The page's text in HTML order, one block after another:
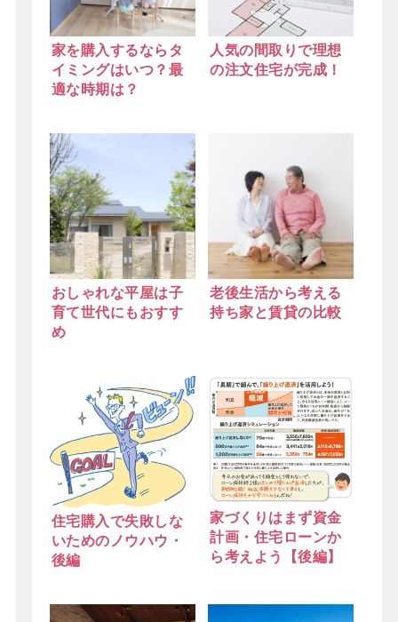
家を購入するならタ
イミングはいつ？最
適な時期は？
人気の間取りで理想
の注文住宅が完成！
おしゃれな平屋は子
育て世代にもおすす
め
老後生活から考える
持ち家と賃貸の比較
住宅購入で失敗しな
いためのノウハウ・
後編
家づくりはまず資金
計画・住宅ローンか
ら考えよう【後編】